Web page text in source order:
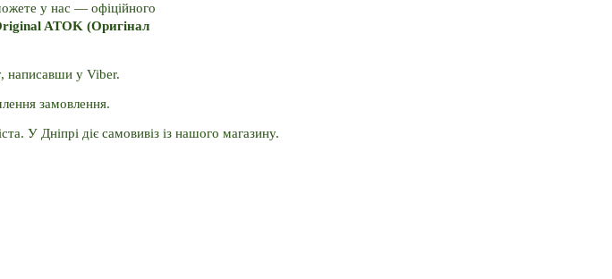
у нас — офіційного
ATOK (Оригінал
написавши у Viber.
замовлення.
У Дніпрі діє самовивіз із нашого магазину.